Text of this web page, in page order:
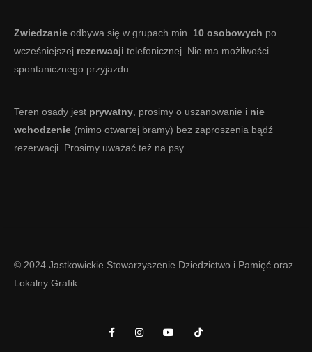
Zwiedzanie odbywa się w grupach min. 10 osobowych po
wcześniejszej rezerwacji telefonicznej. Nie ma możliwości
spontanicznego przyjazdu.
Teren osady jest prywatny , prosimy o uszanowanie i nie
wchodzenie (mimo otwartej bramy) bez zaproszenia bądź
rezerwacji. Prosimy uważać też na psy.
© 2024 Jastkowickie Stowarzyszenie Dziedzictwo i Pamięć oraz
Lokalny Grafik